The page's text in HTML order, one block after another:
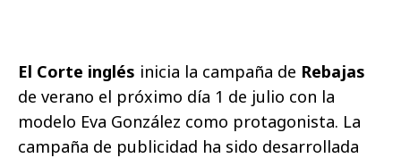
El Corte inglés inicia la campaña de Rebajas
de verano el próximo día 1 de julio con la
modelo Eva González como protagonista. La
campaña de publicidad ha sido desarrollada